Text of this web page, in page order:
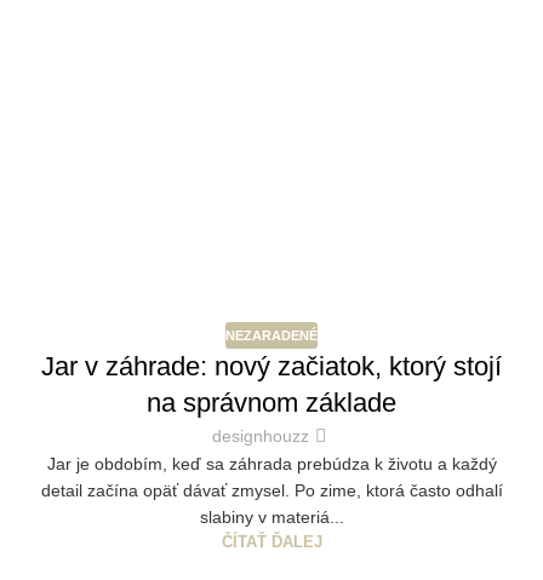
NEZARADENÉ
Jar v záhrade: nový začiatok, ktorý stojí
na správnom základe
designhouzz
Jar je obdobím, keď sa záhrada prebúdza k životu a každý
detail začína opäť dávať zmysel. Po zime, ktorá často odhalí
slabiny v materiá...
ČÍTAŤ ĎALEJ